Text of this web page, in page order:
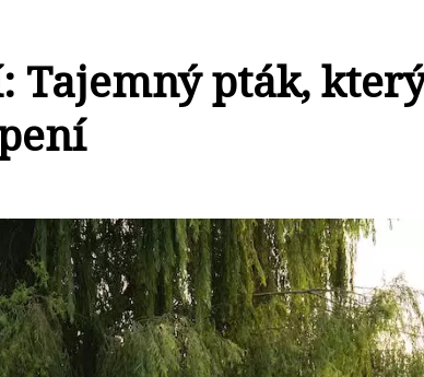
Tajemný pták,